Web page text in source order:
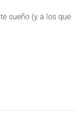
sueño (y a los que